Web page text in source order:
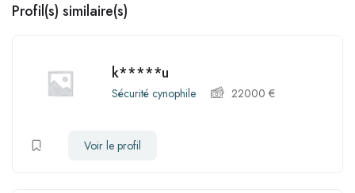
Profil(s) similaire(s)
k*****u
Sécurité cynophile 22000 €
Voir le profil